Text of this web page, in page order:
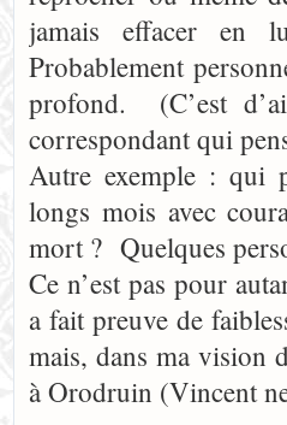
jamais effacer en
Probablement
profond. (C’est
correspondant qui
Autre exemple : qui
longs mois avec
mort ? Quelques
Ce n’est pas pour
a fait preuve de
mais, dans ma vision
à Orodruin (Vincent